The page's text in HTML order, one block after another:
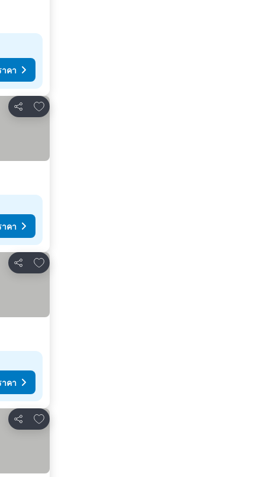
คา
แชร์
เพิ่มในรายการโปรด
คา
แชร์
เพิ่มในรายการโปรด
คา
แชร์
เพิ่มในรายการโปรด